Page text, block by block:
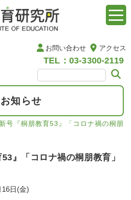
お問い合わせ アクセス
TEL：03-3300-2119
お知らせ
号『桐朋教育53』「コロナ禍の桐朋
』「コロナ禍の桐朋教育」
16日(金)